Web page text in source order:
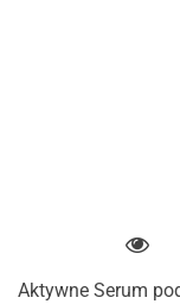
Aktywne Serum